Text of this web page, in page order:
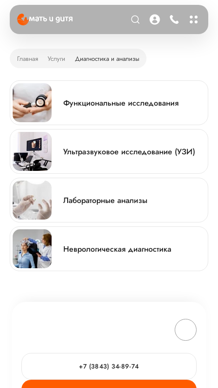
Главная Услуги Диагностика и анализы
Функциональные исследования
Ультразвуковое исследование (УЗИ)
Лабораторные анализы
Неврологическая диагностика
+7 (3843) 34-89-74